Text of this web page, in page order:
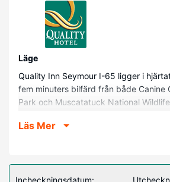
Läge
Quality Inn Seymour I-65 ligger i
fem minuters bilfärd från både Canine
Park och Muscatatuck National
Park och 51,2 km från Lake Monroe.
Känn dig som hemma i ett av de 67
rummen med kylskåp och
Läs Mer
Incheckningsdatum: